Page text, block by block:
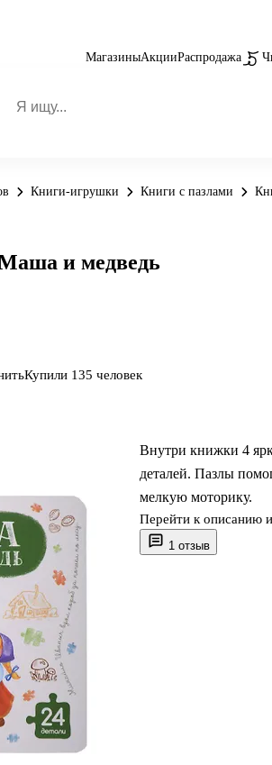
МагазиныАкцииРаспродажа
Книги-игрушки Книги с пазлами
1 отзыв
Внутри книжки 4
деталей. Пазлы
мелкую моторику.
Перейти к описанию
и медведь
Купили 135 человек